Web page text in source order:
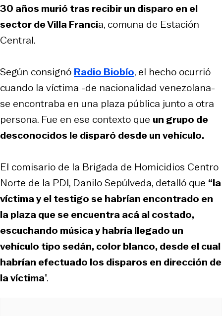
30 años murió tras recibir un disparo en el
sector de Villa Francia, comuna de Estación
Central.
Según consignó Radio Biobío, el hecho ocurrió
cuando la víctima -de nacionalidad venezolana-
se encontraba en una plaza pública junto a otra
persona. Fue en ese contexto que un grupo de
desconocidos le disparó desde un vehículo.
El comisario de la Brigada de Homicidios Centro
Norte de la PDI, Danilo Sepúlveda, detalló que “la
víctima y el testigo se habrían encontrado en
la plaza que se encuentra acá al costado,
escuchando música y habría llegado un
vehículo tipo sedán, color blanco, desde el cual
habrían efectuado los disparos en dirección de
la víctima”.